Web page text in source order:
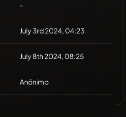
-
July 3rd 2024, 04:23
July 8th 2024, 08:25
Anónimo